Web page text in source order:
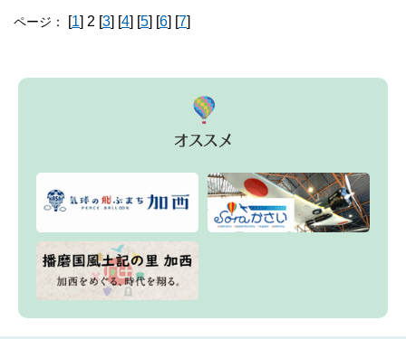
ページ： [1] 2 [3] [4] [5] [6] [7]